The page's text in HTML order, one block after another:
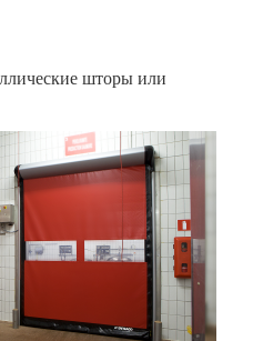
шторы или